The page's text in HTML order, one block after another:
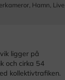
, Hamn Live
ligger på
och cirka 54
kollektivtrafiken.